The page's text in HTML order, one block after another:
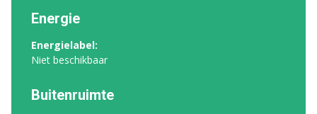
Energie
Energielabel:
Niet beschikbaar
Buitenruimte